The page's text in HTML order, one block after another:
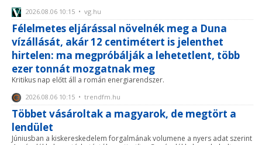
2026.08.06 10:15 • vg.hu
Félelmetes eljárással növelnék meg a Duna
vízállását, akár 12 centimétert is jelenthet
hirtelen: ma megpróbálják a lehetetlent, több
ezer tonnát mozgatnak meg
Kritikus nap előtt áll a román energiarendszer.
2026.08.06 10:15 • trendfm.hu
Többet vásároltak a magyarok, de megtört a
lendület
Júniusban a kiskereskedelem forgalmának volumene a nyers adat szerint